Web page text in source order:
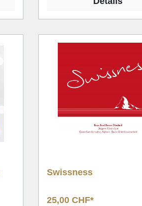
Swissness
25,00 CHF*